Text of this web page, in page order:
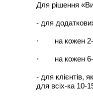
Для рішення
- для
· на кожен 2-
· на кожен 6-
- для клієнтів,
для всіх-ка 10-